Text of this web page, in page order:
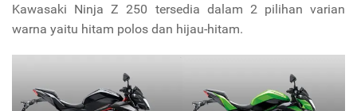
Kawasaki Ninja Z 250 tersedia dalam 2 pilihan varian
warna yaitu hitam polos dan hijau-hitam.